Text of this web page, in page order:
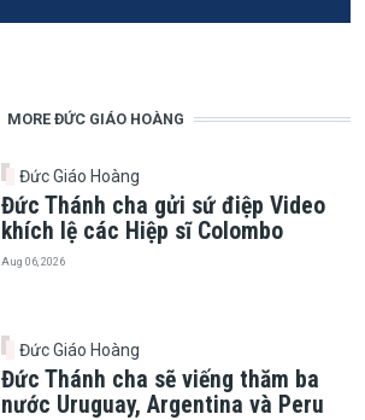
MORE ĐỨC GIÁO HOÀNG
Đức Giáo Hoàng
Đức Thánh cha gửi sứ điệp Video
khích lệ các Hiệp sĩ Colombo
Aug 06, 2026
Đức Giáo Hoàng
Đức Thánh cha sẽ viếng thăm ba
nước Uruguay, Argentina và Peru